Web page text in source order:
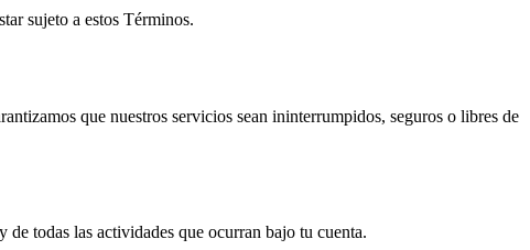
sujeto a estos Términos.
que nuestros servicios sean ininterrumpidos, seguros o libres de
todas las actividades que ocurran bajo tu cuenta.